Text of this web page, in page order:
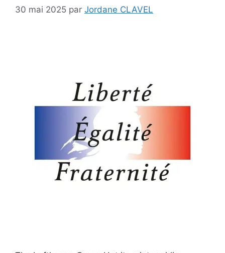
30 mai 2025 par Jordane CLAVEL